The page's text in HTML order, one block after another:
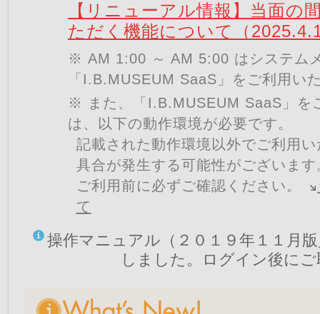
【リニューアル情報】当面の
ただく機能について（
※ AM 1:00 ～ AM 5:00 はシステム
「I.B.MUSEUM SaaS」をご利用い
※ また、「I.B.MUSEUM SaaS」を
は、以下の動作環境が必要です。
記載された動作環境以外でご利用
具合が発生する可能性がございます
ご利用前に必ずご確認ください。
て
操作マニュアル（２０１９年１１月
しました。ログイン後に